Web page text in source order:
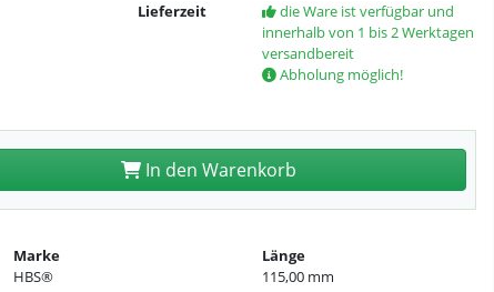
Lieferzeit
die Ware ist verfügbar und
innerhalb von 1 bis 2 Werktagen
versandbereit
Abholung möglich!
In den Warenkorb
Marke
HBS®
Länge
115,00 mm